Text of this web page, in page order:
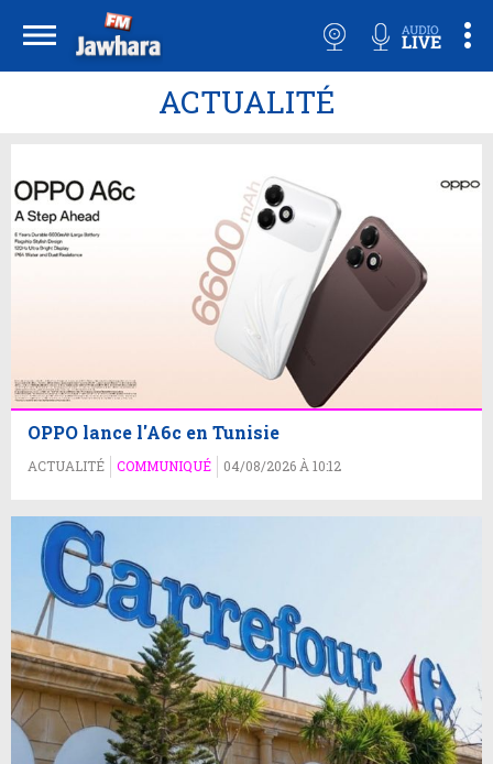
ACTUALITÉ
OPPO lance l'A6c en Tunisie
ACTUALITÉ COMMUNIQUÉ 04/08/2026 À 10:12